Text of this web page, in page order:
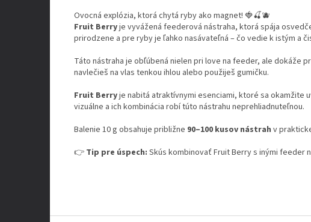
Ovocná explózia, ktorá chytá ryby ako magnet! 🍓🍒🫐
Fruit Berryje vyvážená feederová nástraha, ktorá spája
prirodzene a pre ryby je ľahko nasávateľná – čo vedie k istým a
Táto nástraha je obľúbená nielen pri love na feeder, ale dokáže
navlečieš na vlas tenkou ihlou alebo použiješ gumičku.
Fruit Berryje nabitá atraktívnymi esenciami, ktoré sa okamžite
vizuálne a ich kombinácia robí túto nástrahu neprehliadnuteľnou.
Balenie 10 g obsahuje približne 90–100 kusov nástrah v
👉 Tip pre úspech: Skús kombinovať Fruit Berry s inými feeder